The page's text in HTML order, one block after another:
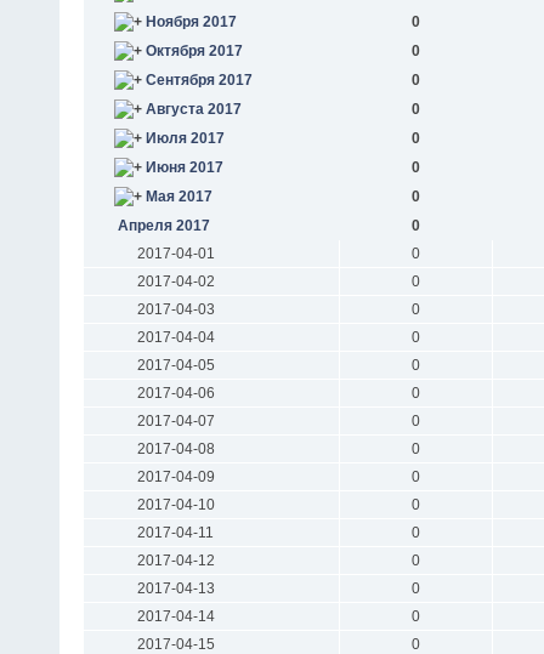
Ноября 2017
0
Октября 2017
0
Сентября 2017
0
Августа 2017
0
Июля 2017
0
Июня 2017
0
Мая 2017
0
Апреля 2017
0
2017-04-01
0
2017-04-02
0
2017-04-03
0
2017-04-04
0
2017-04-05
0
2017-04-06
0
2017-04-07
0
2017-04-08
0
2017-04-09
0
2017-04-10
0
2017-04-11
0
2017-04-12
0
2017-04-13
0
2017-04-14
0
2017-04-15
0